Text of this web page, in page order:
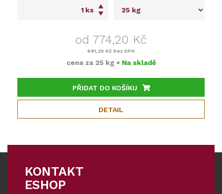
ks
od 774,20 Kč
691,25 Kč bez DPH
cena za 25 kg • Na skladě
PŘIDAT DO KOŠÍKU
DETAIL
KONTAKT
ESHOP